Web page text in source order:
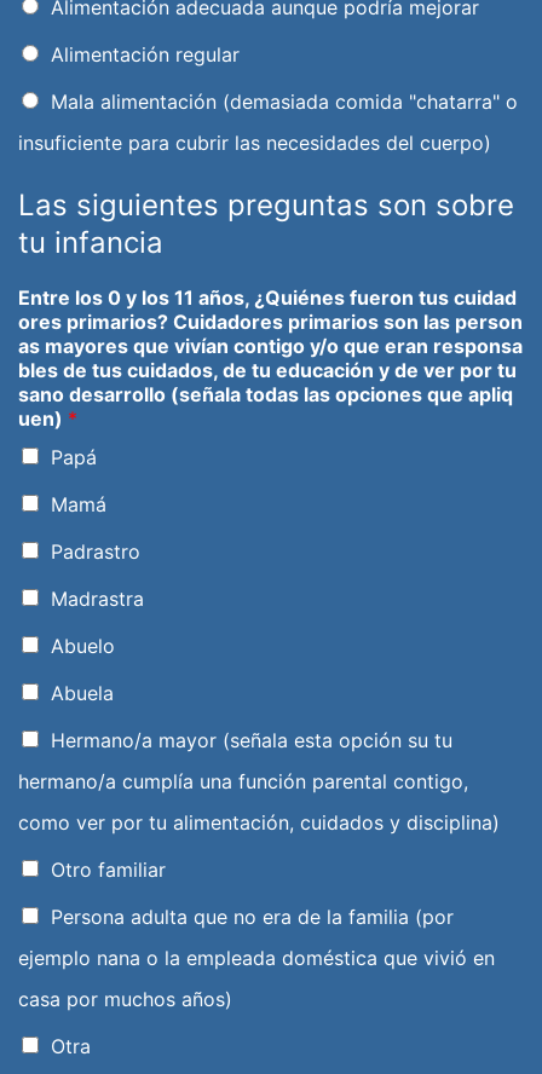
Alimentación adecuada aunque podría mejorar
Alimentación regular
Mala alimentación (demasiada comida "chatarra" o
insuficiente para cubrir las necesidades del cuerpo)
Las siguientes preguntas son sobre
tu infancia
Entre los 0 y los 11 años, ¿Quiénes fueron tus cuidad
ores primarios? Cuidadores primarios son las person
as mayores que vivían contigo y/o que eran responsa
bles de tus cuidados, de tu educación y de ver por tu
sano desarrollo (señala todas las opciones que apliq
uen) *
Papá
Mamá
Padrastro
Madrastra
Abuelo
Abuela
Hermano/a mayor (señala esta opción su tu
hermano/a cumplía una función parental contigo,
como ver por tu alimentación, cuidados y disciplina)
Otro familiar
Persona adulta que no era de la familia (por
ejemplo nana o la empleada doméstica que vivió en
casa por muchos años)
Otra